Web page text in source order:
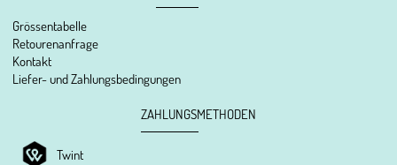
Grössentabelle
Retourenanfrage
Kontakt
Liefer- und Zahlungsbedingungen
ZAHLUNGSMETHODEN
Twint